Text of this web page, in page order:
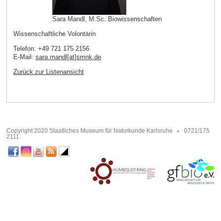
Sara Mandl, M.Sc. Biowissenschaften
Wissenschaftliche Volontärin
Telefon: +49 721 175 2156
E-Mail: sara.mandl[at]smnk.de
Zurück zur Listenansicht
Copyright 2020 Staatliches Museum für Naturkunde Karlsruhe
0721/175
2111